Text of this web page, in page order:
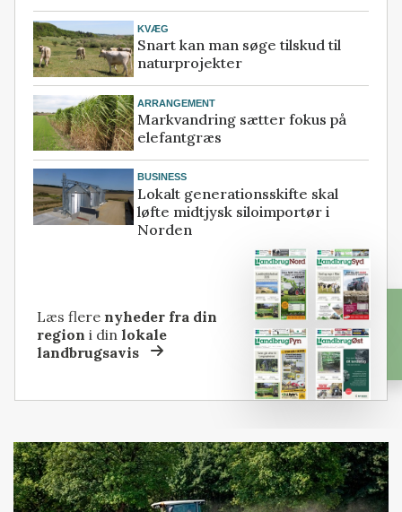
KVÆG
Snart kan man søge tilskud til
naturprojekter
ARRANGEMENT
Markvandring sætter fokus på
elefantgræs
BUSINESS
Lokalt generationsskifte skal
løfte midtjysk siloimportør i
Norden
Læs flere nyheder fra din
region i dinlokale
landbrugsavis